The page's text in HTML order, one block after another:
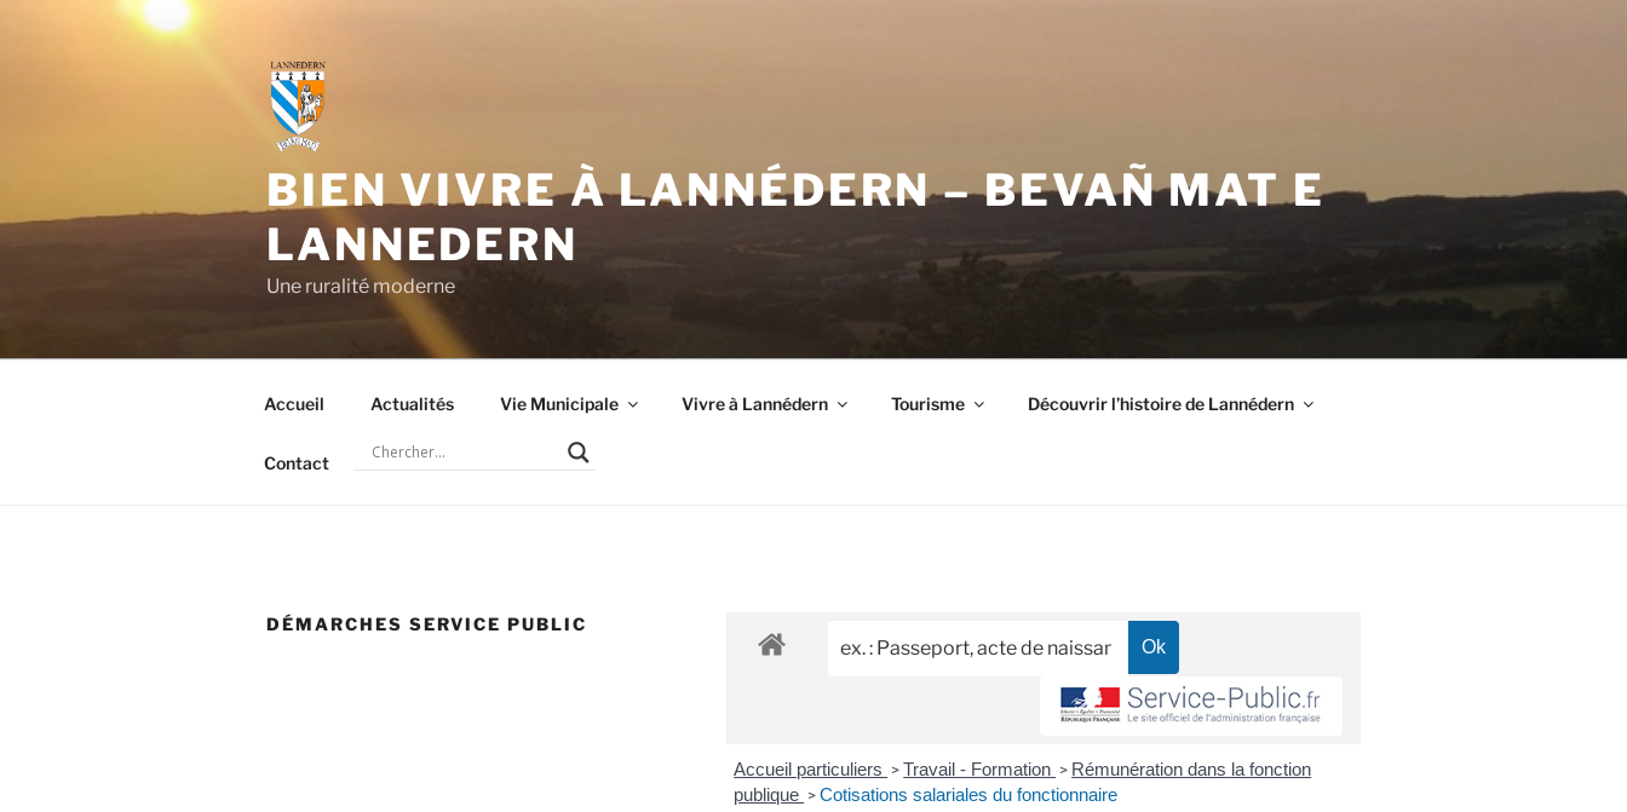
BIEN VIVRE À LANNÉDERN – BEVAÑ MAT E
LANNEDERN
Une ruralité moderne
Accueil Actualités Vie Municipale Vivre à Lannédern Tourisme Découvrir l’histoire de Lannédern
Contact
DÉMARCHES SERVICE PUBLIC
Accueil particuliers >Travail - Formation > Rémunération dans la fonction
publique >Cotisations salariales du fonctionnaire